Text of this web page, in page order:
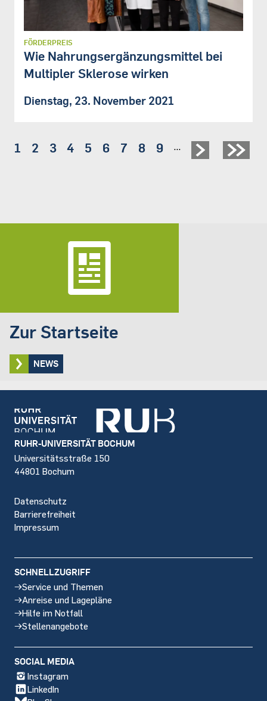
FÖRDERPREIS
Wie Nahrungsergänzungsmittel bei
Multipler Sklerose wirken
Dienstag, 23. November 2021
Seite
1 Seite
2 Seite
3 Seite
4 Seite
5 Seite
6 Seite
7 Seite
8 Seite
9 …
Zur Startseite
NEWS
Footer
RUHR-UNIVERSITÄT BOCHUM
Universitätsstraße 150
44801 Bochum
Datenschutz
Barrierefreiheit
Impressum
SCHNELLZUGRIFF
Service und Themen
Anreise und Lagepläne
Hilfe im Notfall
Stellenangebote
SOCIAL MEDIA
Instagram
LinkedIn